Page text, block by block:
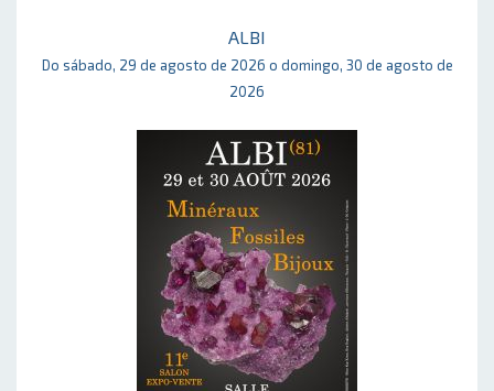
ALBI
Do sábado, 29 de agosto de 2026 o domingo, 30 de agosto de
2026